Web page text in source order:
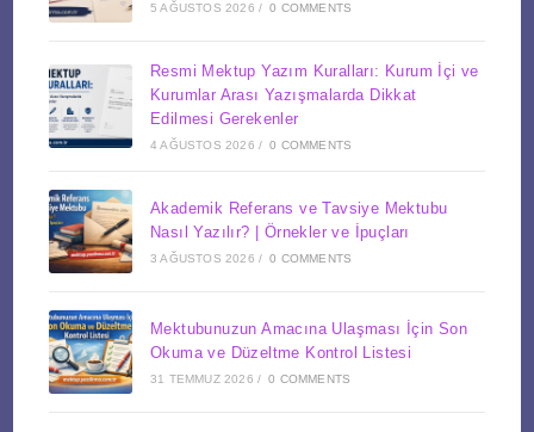
5 AĞUSTOS 2026 / 0 COMMENTS
Resmi Mektup Yazım Kuralları: Kurum İçi ve
Kurumlar Arası Yazışmalarda Dikkat
Edilmesi Gerekenler
4 AĞUSTOS 2026 / 0 COMMENTS
Akademik Referans ve Tavsiye Mektubu
Nasıl Yazılır? | Örnekler ve İpuçları
3 AĞUSTOS 2026 / 0 COMMENTS
Mektubunuzun Amacına Ulaşması İçin Son
Okuma ve Düzeltme Kontrol Listesi
31 TEMMUZ 2026 / 0 COMMENTS